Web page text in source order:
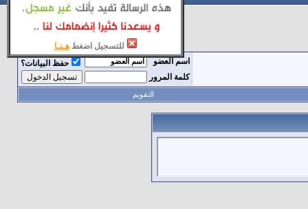
للتسجيل اضغط هـنـا
اسم العضو
حفظ البيانات؟
كلمة المرور
التقويم